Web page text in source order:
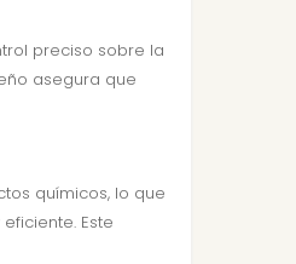
preciso sobre la
asegura que
químicos, lo que
Este